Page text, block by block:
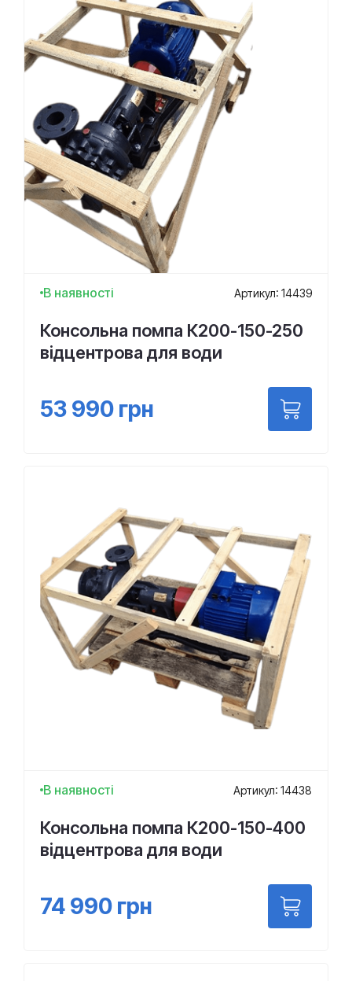
В наявності Артикул: 14439
Консольна помпа К200-150-250
відцентрова для води
53 990 грн
В наявності Артикул: 14438
Консольна помпа К200-150-400
відцентрова для води
74 990 грн